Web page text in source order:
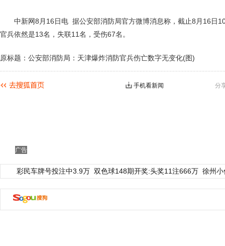
中新网8月16日电 据公安部消防局官方微博消息称，截止8月16日
官兵依然是13名，失联11名，受伤67名。
原标题：公安部消防局：天津爆炸消防官兵伤亡数字无变化(图)
分
手机看新闻
广告
彩民车牌号投注中3.9万 双色球148期开奖:头奖11注666万 徐州